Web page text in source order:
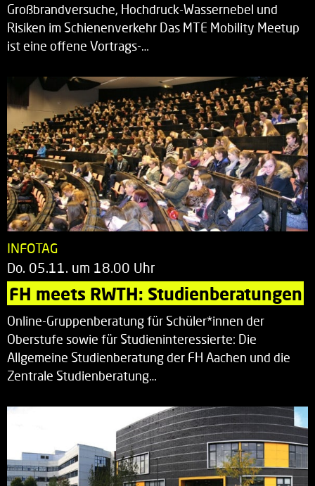
Großbrandversuche, Hochdruck-Wassernebel und
Risiken im Schienenverkehr Das MTE Mobility Meetup
ist eine offene Vortrags-…
INFOTAG
Do. 05.11. um 18.00 Uhr
FH meets RWTH: Studienberatungen
Online-Gruppenberatung für Schüler*innen der
Oberstufe sowie für Studieninteressierte: Die
Allgemeine Studienberatung der FH Aachen und die
Zentrale Studienberatung…